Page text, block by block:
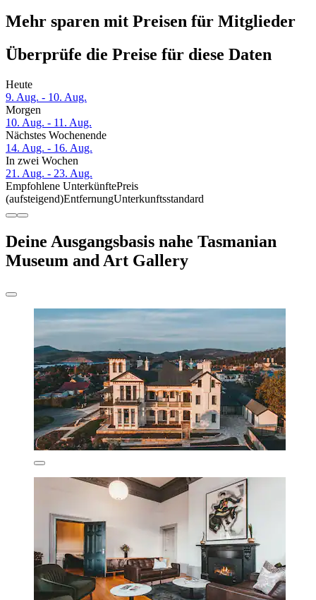
Mehr sparen mit Preisen für Mitglieder
Überprüfe die Preise für diese Daten
Heute
9. Aug. - 10. Aug.
Morgen
10. Aug. - 11. Aug.
Nächstes Wochenende
14. Aug. - 16. Aug.
In zwei Wochen
21. Aug. - 23. Aug.
Empfohlene UnterkünftePreis
(aufsteigend)EntfernungUnterkunftsstandard
Deine Ausgangsbasis nahe Tasmanian
Museum and Art Gallery